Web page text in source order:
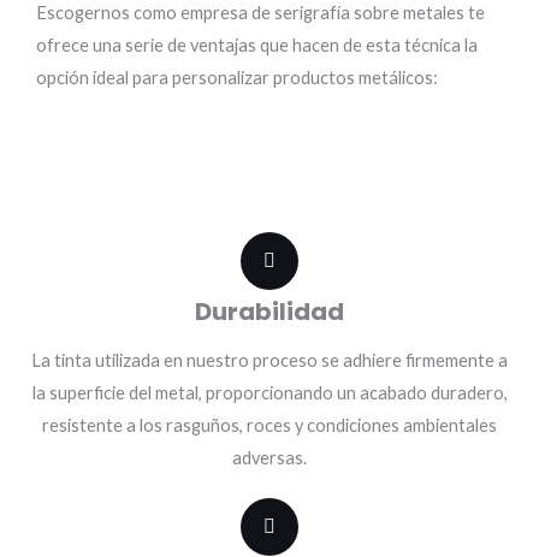
Escogernos como empresa deserigrafía sobremetales te
ofrece una serie de ventajas que hacen de esta técnica la
opción ideal para personalizar productos metálicos:
Durabilidad
La tinta utilizada en nuestro proceso se adhiere firmemente a
la superficie del metal, proporcionando un acabado duradero,
resistente a los rasguños, roces y condiciones ambientales
adversas.